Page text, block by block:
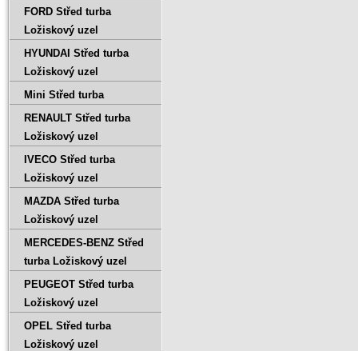
FORD Střed turba
Ložiskový uzel
HYUNDAI Střed turba
Ložiskový uzel
Mini Střed turba
RENAULT Střed turba
Ložiskový uzel
IVECO Střed turba
Ložiskový uzel
MAZDA Střed turba
Ložiskový uzel
MERCEDES-BENZ Střed
turba Ložiskový uzel
PEUGEOT Střed turba
Ložiskový uzel
OPEL Střed turba
Ložiskový uzel